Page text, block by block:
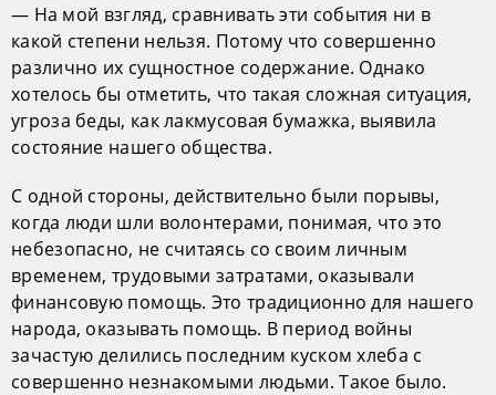
— На мой взгляд, сравнивать эти события ни в
какой степени нельзя. Потому что совершенно
различно их сущностное содержание. Однако
хотелось бы отметить, что такая сложная ситуация,
угроза беды, как лакмусовая бумажка, выявила
состояние нашего общества.
С одной стороны, действительно были порывы,
когда люди шли волонтерами, понимая, что это
небезопасно, не считаясь со своим личным
временем, трудовыми затратами, оказывали
финансовую помощь. Это традиционно для нашего
народа, оказывать помощь. В период войны
зачастую делились последним куском хлеба с
совершенно незнакомыми людьми. Такое было.